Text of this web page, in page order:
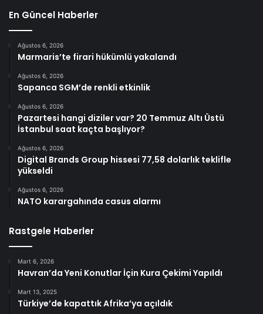
En Güncel Haberler
Ağustos 6, 2026
Marmaris’te firari hükümlü yakalandı
Ağustos 6, 2026
Sapanca SGM’de renkli etkinlik
Ağustos 6, 2026
Pazartesi hangi diziler var? 20 Temmuz Altı Üstü
İstanbul saat kaçta başlıyor?
Ağustos 6, 2026
Digital Brands Group hissesi 77,58 dolarlık teklifle
yükseldi
Ağustos 6, 2026
NATO karargahında casus alarmı
Rastgele Haberler
Mart 6, 2026
Havran’da Yeni Konutlar İçin Kura Çekimi Yapıldı
Mart 13, 2025
Türkiye’de kapattık Afrika’ya açıldık